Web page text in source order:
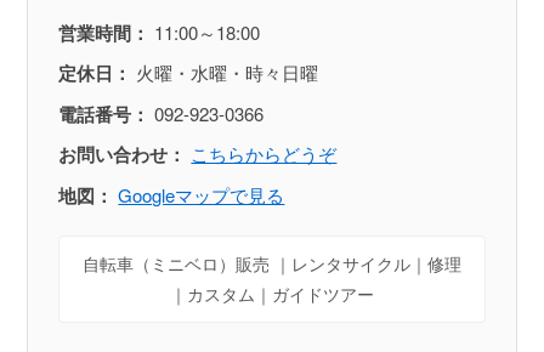
営業時間： 11:00～18:00
定休日： 火曜・水曜・時々日曜
電話番号： 092-923-0366
お問い合わせ： こちらからどうぞ
地図： Googleマップで見る
自転車（ミニベロ）販売 ｜レンタサイクル｜修理
｜カスタム｜ガイドツアー